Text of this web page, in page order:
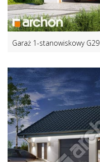
Garaż 1-stanowiskowy G29